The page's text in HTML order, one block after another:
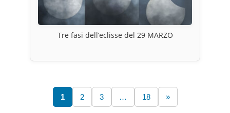
Tre fasi dell’eclisse del 29 MARZO
1 2 3 … 18 »